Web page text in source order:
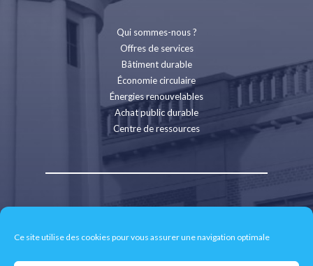
Ce site utilise des cookies pour vous assurer une navigation optimale
Qui sommes-nous ?
Offres de services
Bâtiment durable
Économie circulaire
Énergies renouvelables
Achat public durable
Centre de ressources
Contact
Espace presse